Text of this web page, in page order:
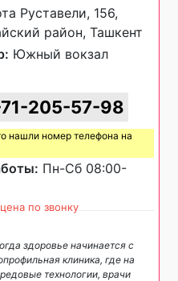
Руставели, 156,
район, Ташкент
Южный вокзал
205-57-98
нашли номер телефона на
Пн-Сб 08:00-
цена по звонку
здоровье начинается с
клиника, где на
технологии, врачи